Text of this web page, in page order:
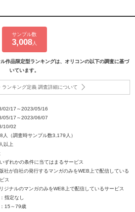
サンプル数
3,008人
作品限定型ランキングは、オリコンの以下の調査に基づ
いています。
ランキング定義 調査詳細について
02/17～2023/05/16
05/17～2023/06/07
10/02
人（調査時サンプル数3,179人）
以上
ずれかの条件に当てはまるサービス
社が自社の発行するマンガのみをWEB上で配信している
ス
ジナルのマンガのみをWEB上で配信しているサービス
指定なし
15～79歳